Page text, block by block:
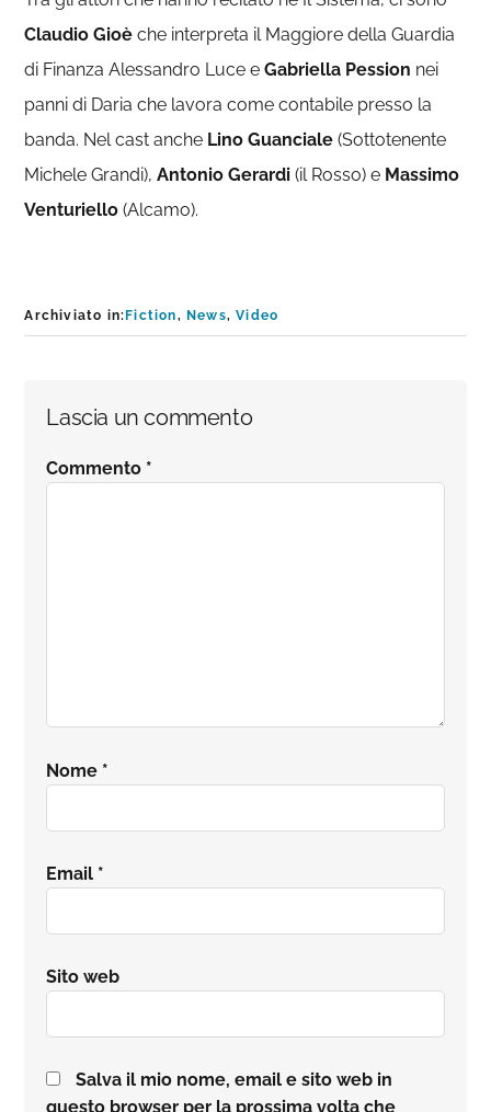
Claudio Gioè che interpreta il Maggiore della Guardia
di Finanza Alessandro Luce eGabriella Pession nei
panni di Daria che lavora come contabile presso la
banda. Nel cast anche Lino Guanciale (Sottotenente
Michele Grandi),Antonio Gerardi (il Rosso) e Massimo
Venturiello(Alcamo).
Archiviato in: Fiction, News,Video
Interazioni
del
Lascia un commento
Commento *
Nome *
Email *
Sito web
Salva il mio nome, email e sito web in
questo browser per la prossima volta che